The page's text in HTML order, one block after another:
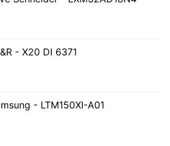
- X20 DI 6371
- LTM150XI-A01